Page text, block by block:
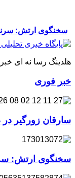
سخنگوی ارتش: سرنوشت ۳ خلبان ما
هلدینگ رسا نه ای
خبر فوری
سارقان زورگیر
سخنگوی ارتش: سرنوشت ۳ خلبان ما